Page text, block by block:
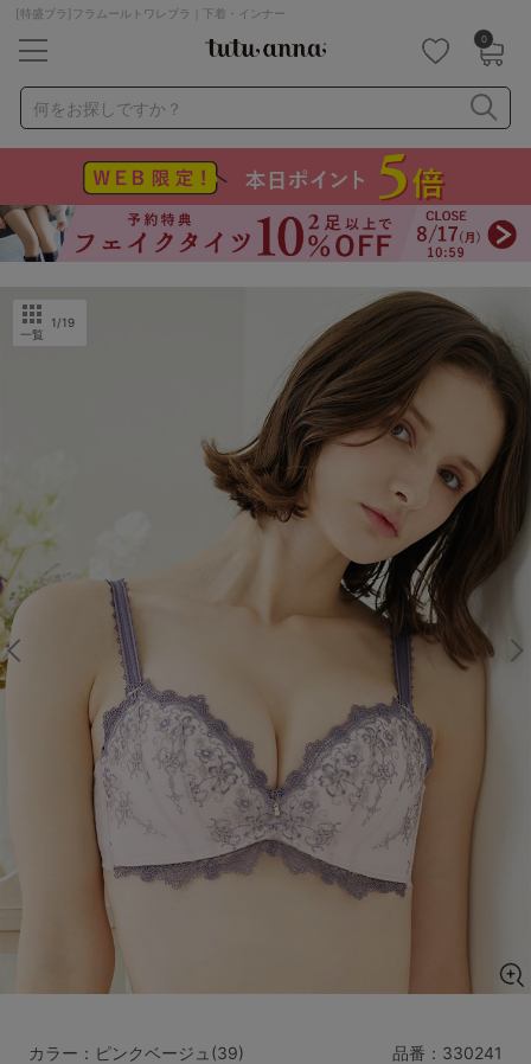
[特盛ブラ]フラムールトワレブラ｜下着・インナー
0
何をお探しですか？
ナイトブラ ノンワイヤー 特盛ブラ
チューブトップ
折り畳み
パジャマ ストッキング
キャミソール
カテゴリから探す
下着
ライフスタイル
キッズ
マタニティ ギフトラッピング
サイズからブラを探す
A65 A70 A75
B70 B75 B80
C70 C75 C80 C85
D70
E70
価格帯から探す
一覧
1/19
品番： 330241
カラー：ピンクベージュ(39)